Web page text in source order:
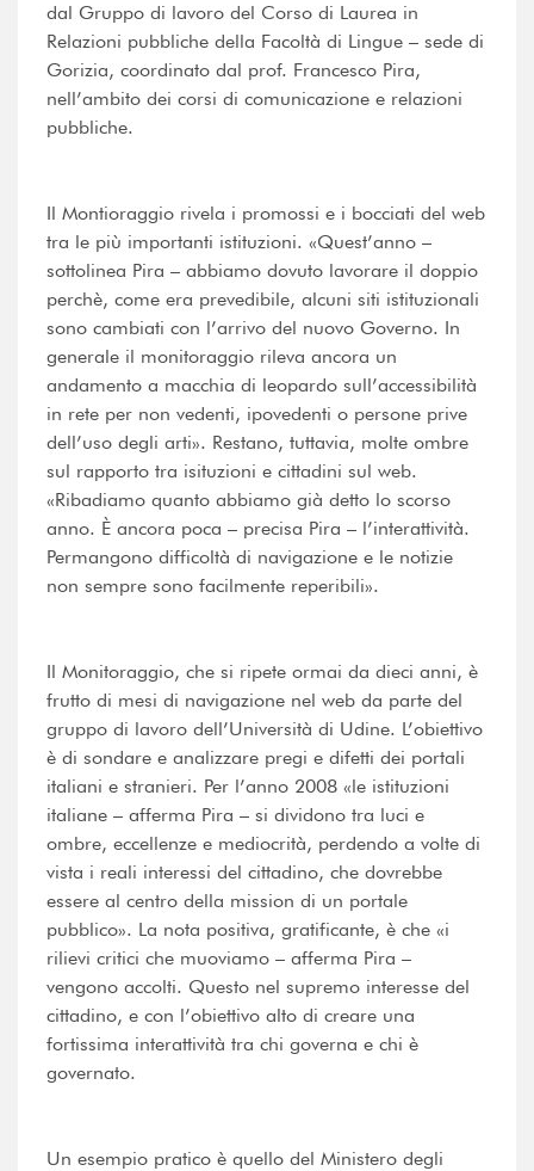
dal Gruppo di lavoro del Corso di Laurea in
Relazioni pubbliche della Facoltà di Lingue – sede di
Gorizia, coordinato dal prof. Francesco Pira,
nell’ambito dei corsi di comunicazione e relazioni
pubbliche.
Il Montioraggio rivela i promossi e i bocciati del web
tra le più importanti istituzioni. «Quest’anno –
sottolinea Pira – abbiamo dovuto lavorare il doppio
perchè, come era prevedibile, alcuni siti istituzionali
sono cambiati con l’arrivo del nuovo Governo. In
generale il monitoraggio rileva ancora un
andamento a macchia di leopardo sull’accessibilità
in rete per non vedenti, ipovedenti o persone prive
dell’uso degli arti». Restano, tuttavia, molte ombre
sul rapporto tra isituzioni e cittadini sul web.
«Ribadiamo quanto abbiamo già detto lo scorso
anno. È ancora poca – precisa Pira – l’interattività.
Permangono difficoltà di navigazione e le notizie
non sempre sono facilmente reperibili».
Il Monitoraggio, che si ripete ormai da dieci anni, è
frutto di mesi di navigazione nel web da parte del
gruppo di lavoro dell’Università di Udine. L’obiettivo
è di sondare e analizzare pregi e difetti dei portali
italiani e stranieri. Per l’anno 2008 «le istituzioni
italiane – afferma Pira – si dividono tra luci e
ombre, eccellenze e mediocrità, perdendo a volte di
vista i reali interessi del cittadino, che dovrebbe
essere al centro della mission di un portale
pubblico». La nota positiva, gratificante, è che «i
rilievi critici che muoviamo – afferma Pira –
vengono accolti. Questo nel supremo interesse del
cittadino, e con l’obiettivo alto di creare una
fortissima interattività tra chi governa e chi è
governato.
Un esempio pratico è quello del Ministero degli